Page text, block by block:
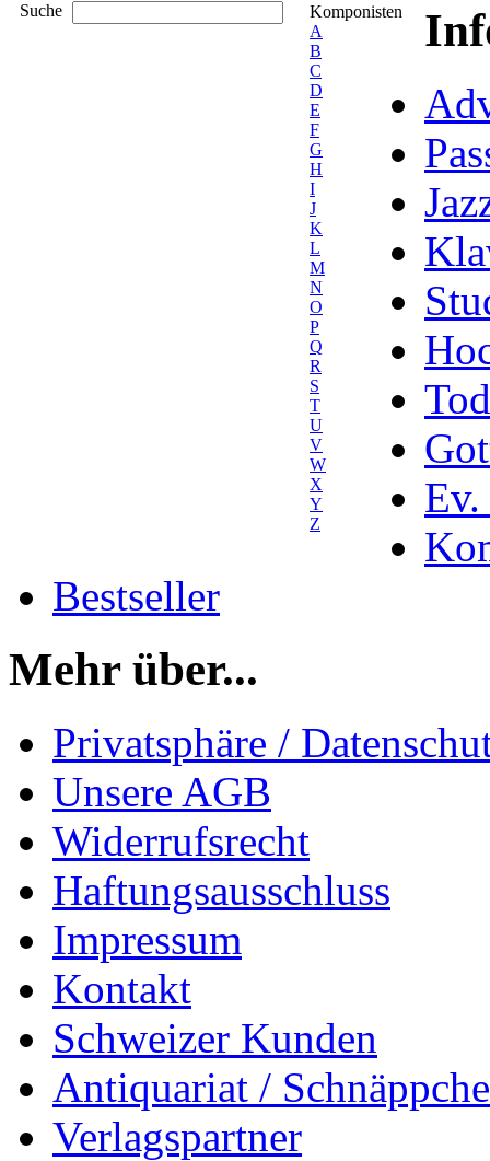
Suche
Komponisten
A
B
C
D
E
F
G
H
I
J
K
L
M
N
O
P
Q
R
S
T
U
V
W
X
Y
Z
Ev.
Bestseller
Mehr über...
Privatsphäre /
Unsere AGB
Widerrufsrecht
Haftungsausschluss
Impressum
Kontakt
Schweizer Kunden
Antiquariat /
Verlagspartner